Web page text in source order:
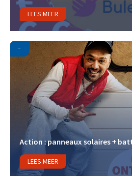
LEES MEER
–
Action : panneaux solaires +
LEES MEER